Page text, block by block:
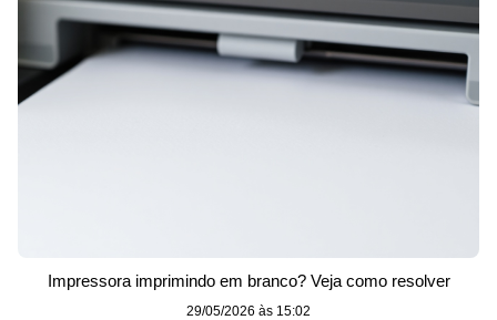
Impressora imprimindo em branco? Veja como resolver
29/05/2026 às 15:02